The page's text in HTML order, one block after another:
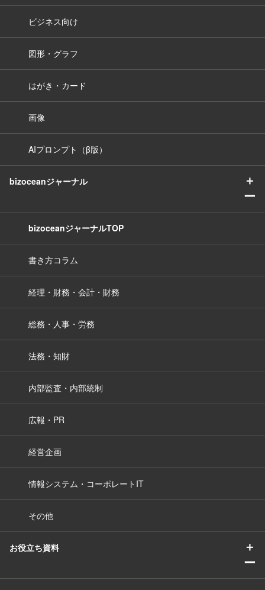
ビジネス向け
図形・グラフ
はがき・カード
画像
AIプロンプト（β版）
bizoceanジャーナル
＋
ー
bizoceanジャーナルTOP
書き方コラム
経理・財務・会計・財務
総務・人事・労務
法務・知財
内部監査・内部統制
広報・PR
経営企画
情報システム・コーポレートIT
その他
お役立ち資料
＋
ー